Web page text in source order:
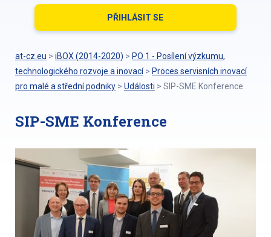
at-cz.eu > iBOX (2014-2020) > PO 1 - Posílení výzkumu,
technologického rozvoje a inovací > Proces servisních inovací
pro malé a střední podniky > Události > SIP-SME Konference
SIP-SME Konference